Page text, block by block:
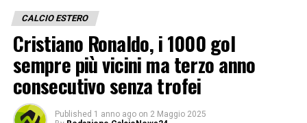
CALCIO ESTERO
Cristiano Ronaldo, i 1000 gol
sempre più vicini ma terzo anno
consecutivo senza trofei
Published 1 anno ago on 2 Maggio 2025